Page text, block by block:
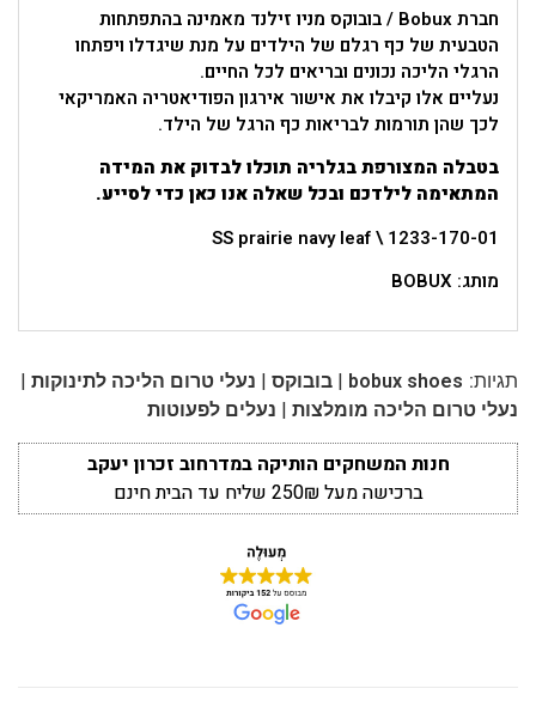
חברת Bobux / בובוקס מניו זילנד מאמינה בהתפתחות
הטבעית של כף רגלם של הילדים על מנת שיגדלו ויפתחו
הרגלי הליכה נכונים ובריאים לכל החיים.
נעליים אלו קיבלו את אישור אירגון הפודיאטריה האמריקאי
לכך שהן תורמות לבריאות כף הרגל של הילד.
בטבלה המצורפת בגלריה תוכלו לבדוק את המידה
המתאימה לילדכם ובכל שאלה אנו כאן כדי לסייע.
SS prairie navy leaf \ 1233-170-01
מותג: BOBUX
תגיות: bobux shoes
| בובוקס | נעלי טרום הליכה לתינוקות |
נעלי טרום הליכה מומלצות | נעלים לפעוטות
חנות המשחקים הותיקה במדרחוב זכרון יעקב
ברכישה מעל 250₪ שליח עד הבית חינם